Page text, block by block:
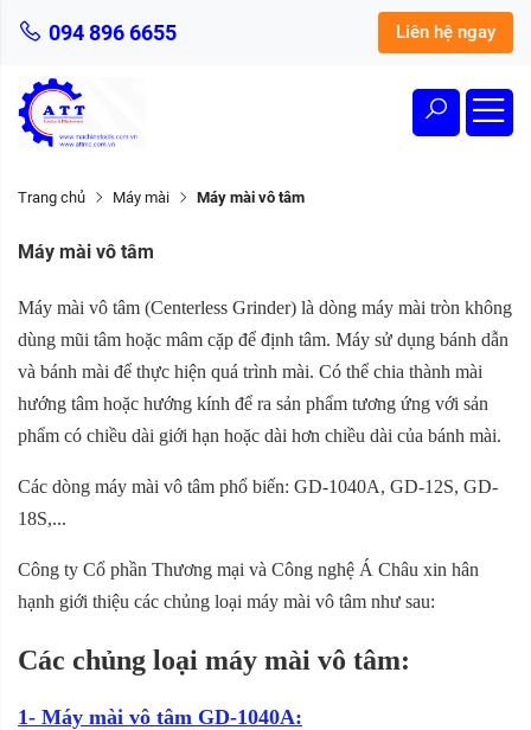
094 896 6655 Liên hệ ngay
Trang chủ Máy mài Máy mài vô tâm
Máy mài vô tâm
Máy mài vô tâm (Centerless Grinder) là dòng máy mài tròn không
dùng mũi tâm hoặc mâm cặp để định tâm. Máy sử dụng bánh dẫn
và bánh mài để thực hiện quá trình mài. Có thể chia thành mài
hướng tâm hoặc hướng kính để ra sản phẩm tương ứng với sản
phẩm có chiều dài giới hạn hoặc dài hơn chiều dài của bánh mài.
Các dòng máy mài vô tâm phổ biến: GD-1040A, GD-12S, GD-
18S,...
Công ty Cổ phần Thương mại và Công nghệ Á Châu xin hân
hạnh giới thiệu các chủng loại máy mài vô tâm như sau:
Các chủng loại máy mài vô tâm:
1- Máy mài vô tâm GD-1040A: